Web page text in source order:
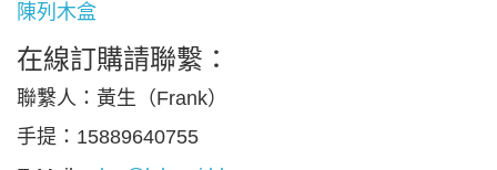
陳列木盒
在線訂購請聯繫：
聯繫人：黃生（Frank）
手提：15889640755